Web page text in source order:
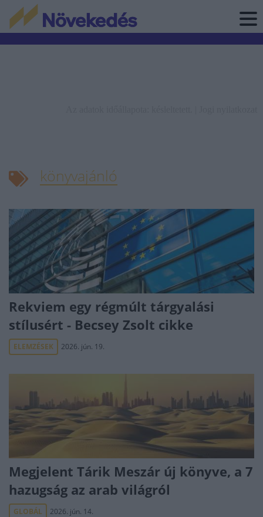
könyvajánló
Rekviem egy régmúlt tárgyalási
stílusért - Becsey Zsolt cikke
ELEMZÉSEK 2026. jún. 19.
Megjelent Tárik Meszár új könyve, a 7
hazugság az arab világról
GLOBÁL 2026. jún. 14.